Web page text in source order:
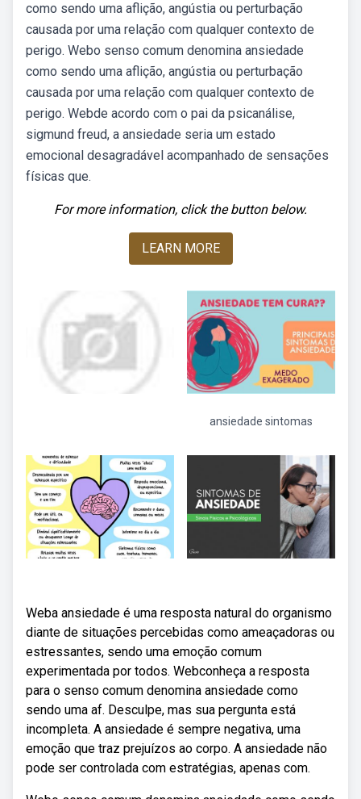
como sendo uma aflição, angústia ou perturbação
causada por uma relação com qualquer contexto de
perigo. Webo senso comum denomina ansiedade
como sendo uma aflição, angústia ou perturbação
causada por uma relação com qualquer contexto de
perigo. Webde acordo com o pai da psicanálise,
sigmund freud, a ansiedade seria um estado
emocional desagradável acompanhado de sensações
físicas que.
For more information, click the button below.
LEARN MORE
ansiedade sintomas
Weba ansiedade é uma resposta natural do organismo
diante de situações percebidas como ameaçadoras ou
estressantes, sendo uma emoção comum
experimentada por todos. Webconheça a resposta
para o senso comum denomina ansiedade como
sendo uma af. Desculpe, mas sua pergunta está
incompleta. A ansiedade é sempre negativa, uma
emoção que traz prejuízos ao corpo. A ansiedade não
pode ser controlada com estratégias, apenas com.